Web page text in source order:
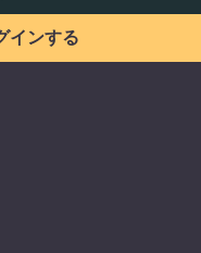
インする